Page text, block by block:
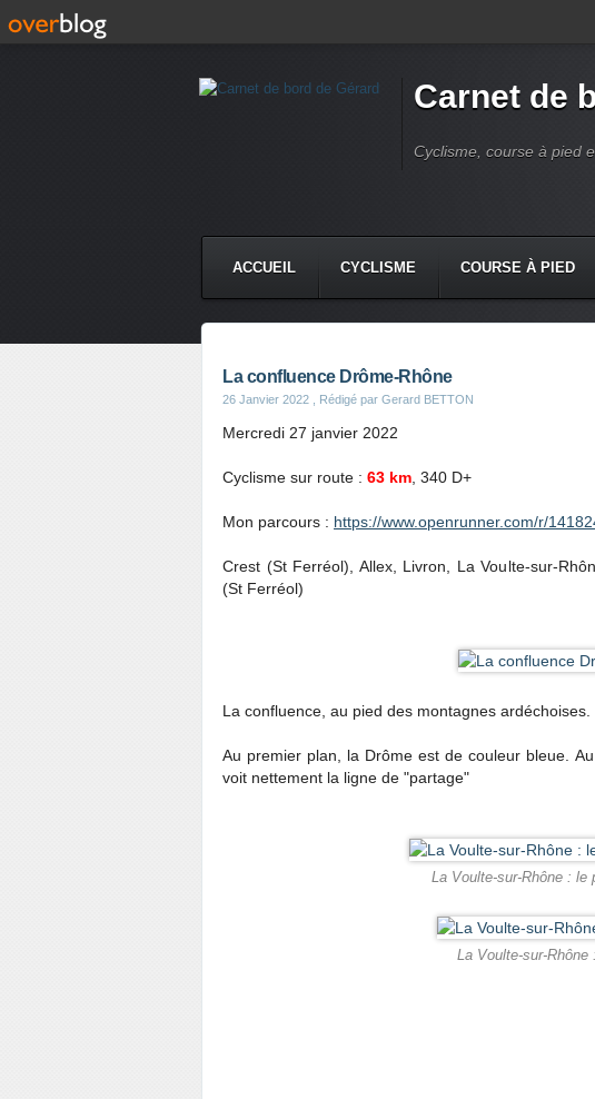
Carnet de
Cyclisme, course à pied
ACCUEIL CYCLISME COURSE À PIED
La confluence Drôme-Rhône
26 Janvier 2022 , Rédigé par Gerard BETTON
Mercredi 27 janvier 2022
Cyclisme sur route : 63 km , 340 D+
Mon parcours : https://www.openrunner.com/r/
Crest (St Ferréol), Allex, Livron, La Voulte-sur-
(St Ferréol)
La confluence, au pied des montagnes ardéchoises.
Au premier plan, la Drôme est de couleur bleue.
voit nettement la ligne de "partage"
La Voulte-sur-Rhône : le
La Voulte-sur-Rhône